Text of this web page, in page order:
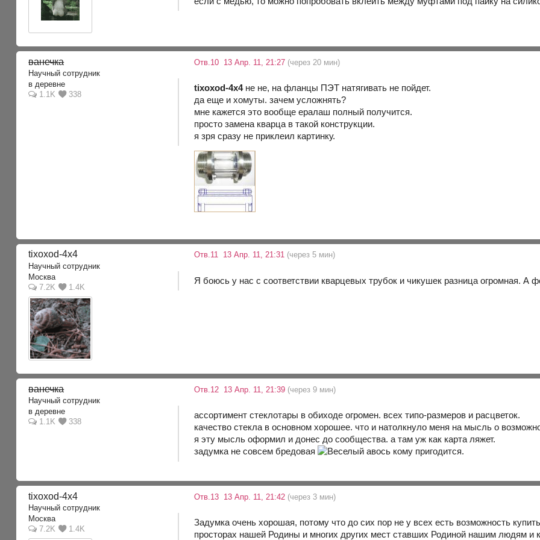
ванечка
Научный сотрудник
в деревне
1.1K
338
Отв.10 13 Апр. 11, 21:27 (через 20 мин)
tixoxod-4x4не не, на фланцы ПЭТ натягивать не пойдет.
да еще и хомуты. зачем усложнять?
мне кажется это вообще ералаш полный получится.
просто замена кварца в такой конструкции.
я зря сразу не приклеил картинку.
tixoxod-4x4
Научный сотрудник
Москва
7.2K
1.4K
Отв.11 13 Апр. 11, 21:31 (через 5 мин)
Я боюсь у нас с соответствии кварцевых трубок и чикушек разница огромная. А
ванечка
Научный сотрудник
в деревне
1.1K
338
Отв.12 13 Апр. 11, 21:39 (через 9 мин)
ассортимент стеклотары в обиходе огромен. всех типо-размеров и расцветок.
качество стекла в основном хорошее. что и натолкнуло меня на мысль о
я эту мысль оформил и донес до сообщества. а там уж как карта ляжет.
задумка не совсем бредовая
авось кому пригодится.
tixoxod-4x4
Научный сотрудник
Москва
7.2K
1.4K
Отв.13 13 Апр. 11, 21:42 (через 3 мин)
Задумка очень хорошая, потому что до сих пор не у всех есть возможность
просторах нашей Родины и многих других мест ставших Родиной нашим людям и